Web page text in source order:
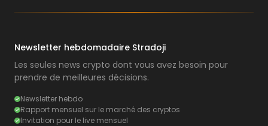
Newsletter hebdomadaire Stradoji
Les seules news crypto dont vous avez besoin pour
prendre de meilleures décisions.
Newsletter hebdo
Rapport mensuel sur le marché des cryptos
Invitation pour le live mensuel